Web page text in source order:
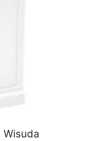
Wisuda